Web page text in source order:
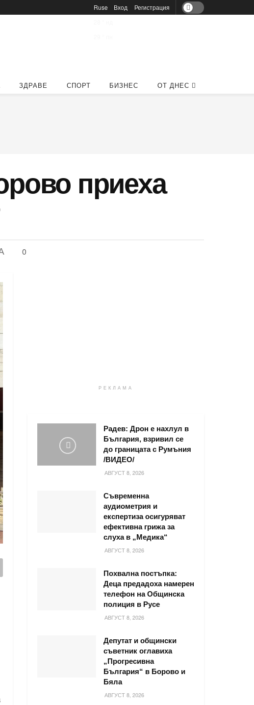
Ruse
Вход Регистрация
ЗДРАВЕ СПОРТ БИЗНЕС ОТ ДНЕС
приеха
0
РЕКЛАМА
Радев: Дрон е нахлул в
България, взривил се
до границата с Румъния
/ВИДЕО/
АВГУСТ 8, 2026
Съвременна
аудиометрия и
експертиза осигуряват
ефективна грижа за
слуха в „Медика“
АВГУСТ 8, 2026
Похвална постъпка:
Деца предадоха намерен
телефон на Общинска
полиция в Русе
АВГУСТ 8, 2026
Депутат и общински
съветник оглавиха
„Прогресивна
България“ в Борово и
Бяла
АВГУСТ 8, 2026